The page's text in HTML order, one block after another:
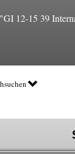
12-15 39